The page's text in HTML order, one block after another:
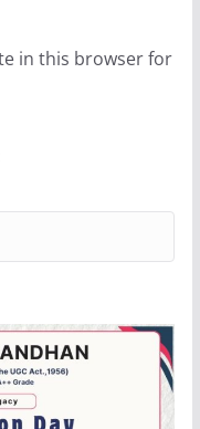
in this browser for